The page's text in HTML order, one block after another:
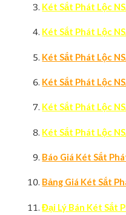
Két Sắt Phát Lộc
Két Sắt Phát Lộc
Két Sắt Phát Lộc
Két Sắt Phát Lộc
Két Sắt Phát Lộc
Két Sắt Phát Lộc
Báo Giá Két Sắt
Bảng Giá Két Sắt
Đại Lý Bán Két Sắt